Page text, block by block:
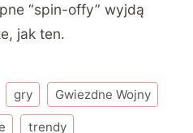
“spin-offy” wyjdą
jak ten.
gry Gwiezdne Wojny
trendy